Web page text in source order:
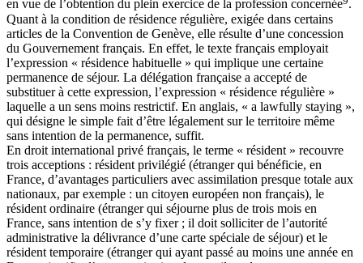
en vue de l’obtention du plein exercice de la profession concernée .
Quant à la condition de résidence régulière, exigée dans certains
articles de la Convention de Genève, elle résulte d’une concession
du Gouvernement français. En effet, le texte français employait
l’expression « résidence habituelle » qui implique une certaine
permanence de séjour. La délégation française a accepté de
substituer à cette expression, l’expression « résidence régulière »
laquelle a un sens moins restrictif. En anglais, « a lawfully staying »,
qui désigne le simple fait d’être légalement sur le territoire même
sans intention de la permanence, suffit.
En droit international privé français, le terme « résident » recouvre
trois acceptions : résident privilégié (étranger qui bénéficie, en
France, d’avantages particuliers avec assimilation presque totale aux
nationaux, par exemple : un citoyen européen non français), le
résident ordinaire (étranger qui séjourne plus de trois mois en
France, sans intention de s’y fixer ; il doit solliciter de l’autorité
administrative la délivrance d’une carte spéciale de séjour) et le
résident temporaire (étranger qui ayant passé au moins une année en